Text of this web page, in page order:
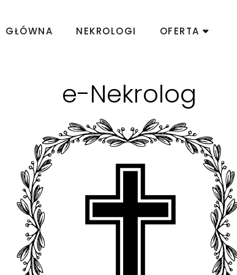
GŁÓWNA NEKROLOGI OFERTA
e-Nekrolog